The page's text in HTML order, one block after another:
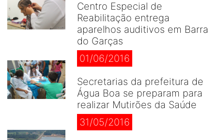
Centro Especial de
Reabilitação entrega
aparelhos auditivos em Barra
do Garças
01/06/2016
Secretarias da prefeitura de
Água Boa se preparam para
realizar Mutirões da Saúde
31/05/2016